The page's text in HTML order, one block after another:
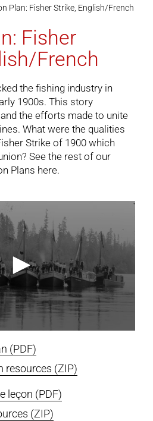
Plan: Fisher Strike, English/French
Fisher
French
the fishing industry in
1900s. This story
the efforts made to unite
What were the qualities
Strike of 1900 which
See the rest of our
Plans here.
(PDF)
resources (ZIP)
leçon (PDF)
(ZIP)